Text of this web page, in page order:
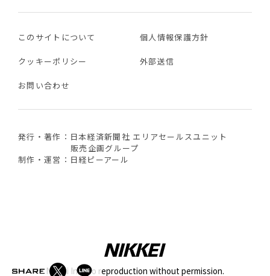
このサイトについて 個人情報保護方針
クッキーポリシー 外部送信
お問い合わせ
発行・著作：日本経済新聞社 エリアセールスユニット
販売企画グループ
制作・運営：日経ピーアール
Nikkei Inc. No reproduction without permission.